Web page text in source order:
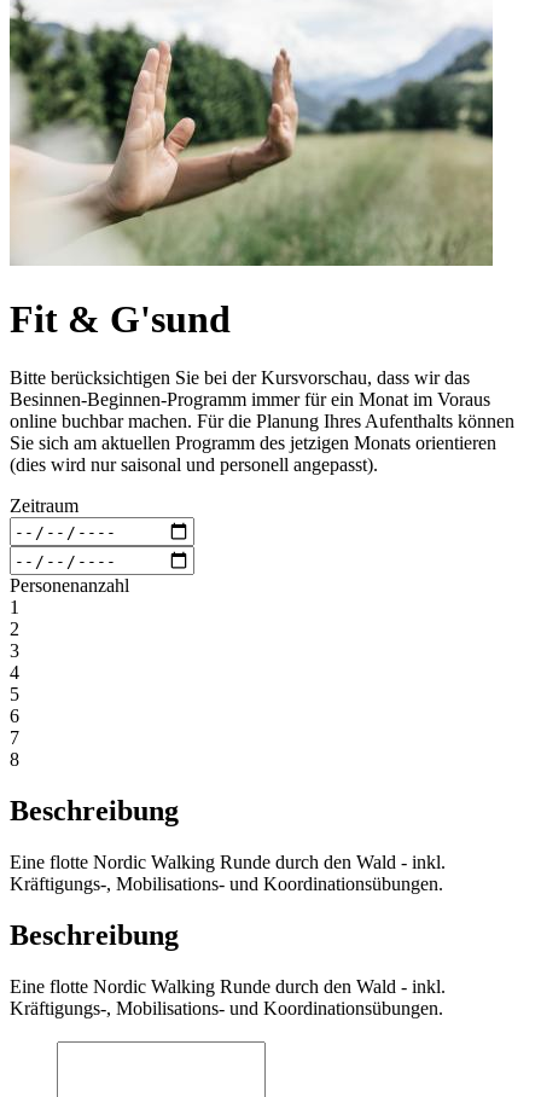
Fit & G'sund
Bitte berücksichtigen Sie bei der Kursvorschau, dass wir das
Besinnen-Beginnen-Programm immer für ein Monat im Voraus
online buchbar machen. Für die Planung Ihres Aufenthalts können
Sie sich am aktuellen Programm des jetzigen Monats orientieren
(dies wird nur saisonal und personell angepasst).
Zeitraum
Personenanzahl
1
2
3
4
5
6
7
8
Beschreibung
Eine flotte Nordic Walking Runde durch den Wald - inkl.
Kräftigungs-, Mobilisations- und Koordinationsübungen.
Beschreibung
Eine flotte Nordic Walking Runde durch den Wald - inkl.
Kräftigungs-, Mobilisations- und Koordinationsübungen.